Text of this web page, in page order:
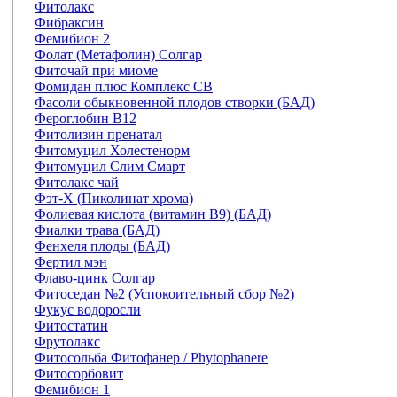
Фитолакс
Фибраксин
Фемибион 2
Фолат (Метафолин) Солгар
Фиточай при миоме
Фомидан плюс Комплекс СВ
Фасоли обыкновенной плодов створки (БАД)
Фероглобин В12
Фитолизин пренатал
Фитомуцил Холестенорм
Фитомуцил Слим Смарт
Фитолакс чай
Фэт-Х (Пиколинат хрома)
Фолиевая кислота (витамин В9) (БАД)
Фиалки трава (БАД)
Фенхеля плоды (БАД)
Фертил мэн
Флаво-цинк Солгар
Фитоседан №2 (Успокоительный сбор №2)
Фукус водоросли
Фитостатин
Фрутолакс
Фитосольба Фитофанер / Phytophanere
Фитосорбовит
Фемибион 1